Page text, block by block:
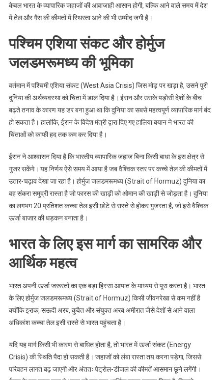
केवल भारत के व्यापारिक जहाजों की आवाजाही आसान होगी, बल्कि आने वाले समय में देश
में तेल और गैस की कीमतों में स्थिरता आने की भी उम्मीद जगी है।
पश्चिम एशिया संकट और होर्मुज
जलडमरूमध्य की भूमिका
वर्तमान में पश्चिमी एशिया संकट (West Asia Crisis) जिस मोड़ पर खड़ा है, उसने पूरी
दुनिया की अर्थव्यवस्था को चिंता में डाल दिया है। ईरान और उसके पड़ोसी देशों के बीच
बढ़ते तनाव के कारण यह डर बना हुआ था कि दुनिया का सबसे महत्वपूर्ण व्यापारिक मार्ग बंद
हो सकता है। हालांकि, ईरान के विदेश मंत्री द्वारा दिए गए हालिया बयान ने भारत की
चिंताओं को काफी हद तक कम कर दिया है।
ईरान ने आश्वासन दिया है कि भारतीय व्यापारिक जहाज बिना किसी बाधा के इस क्षेत्र से
गुजर सकेंगे। यह निर्णय ऐसे समय में आया है जब वैश्विक स्तर पर कच्चे तेल की कीमतों में
उतार-चढ़ाव देखा जा रहा है। होर्मुज जलडमरूमध्य (Strait of Hormuz) दुनिया का
वह संकरा समुद्री रास्ता है जो फारस की खाड़ी को ओमान की खाड़ी से जोड़ता है। दुनिया
का लगभग 20 प्रतिशत कच्चा तेल इसी छोटे से रास्ते से होकर गुजरता है, जो इसे वैश्विक
ऊर्जा बाजार की धड़कन बनाता है।
भारत के लिए इस मार्ग का सामरिक और
आर्थिक महत्व
भारत अपनी ऊर्जा जरूरतों का एक बड़ा हिस्सा आयात के माध्यम से पूरा करता है। भारत
के लिए होर्मुज जलडमरूमध्य (Strait of Hormuz) किसी जीवनरेखा से कम नहीं है
क्योंकि इराक, सऊदी अरब, कुवैत और संयुक्त अरब अमीरात जैसे देशों से आने वाला
अधिकांश कच्चा तेल इसी रास्ते से भारत पहुंचता है।
यदि यह मार्ग किसी भी कारण से बाधित होता है, तो भारत में ऊर्जा संकट (Energy
Crisis) की स्थिति पैदा हो सकती है। जहाजों को लंबा रास्ता तय करना पड़ेगा, जिससे
परिवहन लागत बढ़ जाएगी और अंततः पेट्रोल-डीजल की कीमतें आसमान छूने लगेंगी।